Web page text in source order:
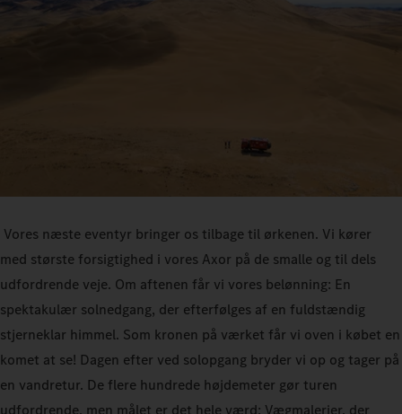
Vores næste eventyr bringer os tilbage til ørkenen. Vi kører
med største forsigtighed i vores Axor på de smalle og til dels
udfordrende veje. Om aftenen får vi vores belønning: En
spektakulær solnedgang, der efterfølges af en fuldstændig
stjerneklar himmel. Som kronen på værket får vi oven i købet en
komet at se! Dagen efter ved solopgang bryder vi op og tager på
en vandretur. De flere hundrede højdemeter gør turen
udfordrende, men målet er det hele værd: Vægmalerier, der